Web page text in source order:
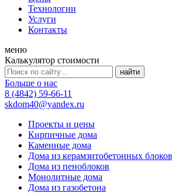
Технологии
Услуги
Контакты
меню
Калькулятор стоимости
Больше о нас
8 (4842) 59-66-11
skdom40@yandex.ru
Проекты и цены
Кирпичные дома
Каменные дома
Дома из керамзитобетонных блоков
Дома из пеноблоков
Монолитные дома
Дома из газобетона